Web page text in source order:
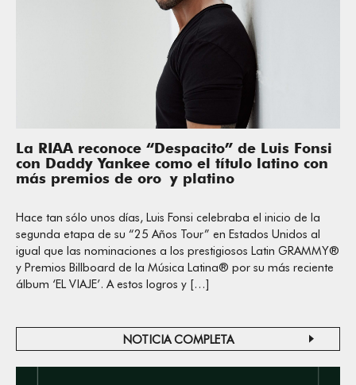
La RIAA reconoce “Despacito” de Luis Fonsi
con Daddy Yankee como el título latino con
más premios de oro y platino
Hace tan sólo unos días, Luis Fonsi celebraba el inicio de la
segunda etapa de su “25 Años Tour” en Estados Unidos al
igual que las nominaciones a los prestigiosos Latin GRAMMY®
y Premios Billboard de la Música Latina® por su más reciente
álbum ‘EL VIAJE’. A estos logros y […]
NOTICIA COMPLETA